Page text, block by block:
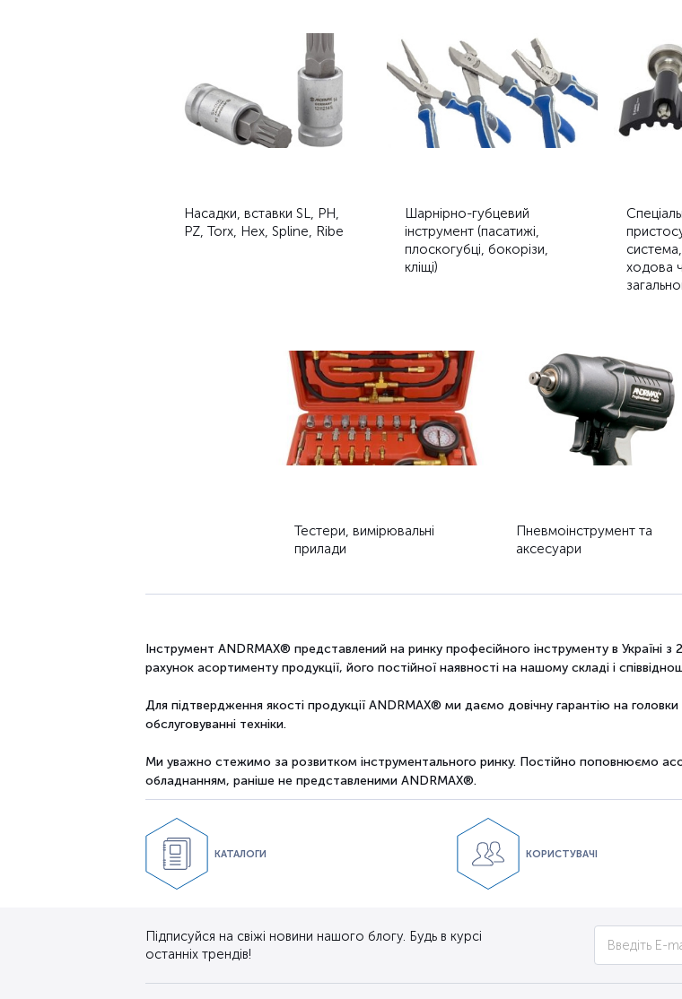
Насадки, вставки SL, PH,
PZ, Torx, Hex, Spline, Ribe
Шарнірно-губцевий
інструмент (пасатижі,
плоскогубці, бокорізи,
кліщі)
ходова
Тестери, вимірювальні
прилади
Пневмоінструмент та
аксесуари
Інструмент ANDRMAX® представлений на ринку професійного інструменту в Україні
рахунок асортименту продукції, його постійної наявності на нашому складі і
Для підтвердження якості продукції ANDRMAX® ми даємо довічну гарантію на
обслуговуванні техніки.
Ми уважно стежимо за розвитком інструментального ринку. Постійно поповнюємо
обладнанням, раніше не представленими ANDRMAX®.
КАТАЛОГИ КОРИСТУВАЧІ
Підписуйся на свіжі новини нашого блогу. Будь в курсі
останніх трендів!